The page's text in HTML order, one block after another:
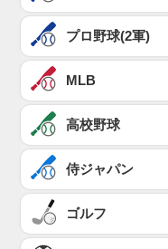
プロ野球(2軍)
MLB
高校野球
侍ジャパン
ゴルフ